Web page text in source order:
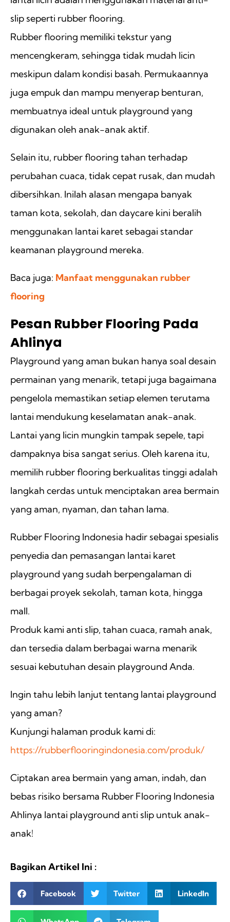
slip seperti rubber flooring.
Rubber flooring memiliki tekstur yang
mencengkeram, sehingga tidak mudah licin
meskipun dalam kondisi basah. Permukaannya
juga empuk dan mampu menyerap benturan,
membuatnya ideal untuk playground yang
digunakan oleh anak-anak aktif.
Selain itu, rubber flooring tahan terhadap
perubahan cuaca, tidak cepat rusak, dan mudah
dibersihkan. Inilah alasan mengapa banyak
taman kota, sekolah, dan daycare kini beralih
menggunakan lantai karet sebagai standar
keamanan playground mereka.
Baca juga: Manfaat menggunakan rubber
flooring
Pesan Rubber Flooring Pada
Ahlinya
Playground yang aman bukan hanya soal desain
permainan yang menarik, tetapi juga bagaimana
pengelola memastikan setiap elemen terutama
lantai mendukung keselamatan anak-anak.
Lantai yang licin mungkin tampak sepele, tapi
dampaknya bisa sangat serius. Oleh karena itu,
memilih rubber flooring berkualitas tinggi adalah
langkah cerdas untuk menciptakan area bermain
yang aman, nyaman, dan tahan lama.
Rubber Flooring Indonesia hadir sebagai spesialis
penyedia dan pemasangan lantai karet
playground yang sudah berpengalaman di
berbagai proyek sekolah, taman kota, hingga
mall.
Produk kami anti slip, tahan cuaca, ramah anak,
dan tersedia dalam berbagai warna menarik
sesuai kebutuhan desain playground Anda.
Ingin tahu lebih lanjut tentang lantai playground
yang aman?
Kunjungi halaman produk kami di:
https://rubberflooringindonesia.com/produk/
Ciptakan area bermain yang aman, indah, dan
bebas risiko bersama Rubber Flooring Indonesia
Ahlinya lantai playground anti slip untuk anak-
anak!
Bagikan Artikel Ini :
Facebook Twitter LinkedIn